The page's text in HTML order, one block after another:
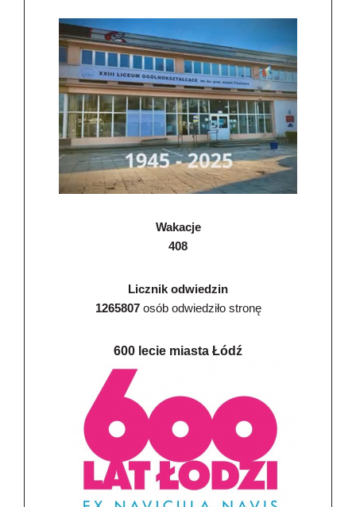
Wakacje
408
Licznik odwiedzin
1265807osób odwiedziło stronę
600 lecie miasta Łódź